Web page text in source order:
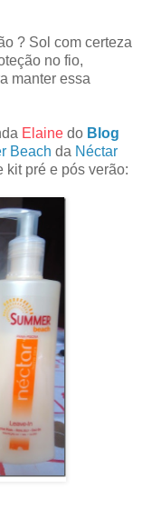
? Sol com certeza
no fio,
manter essa
Elaine do Blog
Beach da Néctar
kit pré e pós verão: